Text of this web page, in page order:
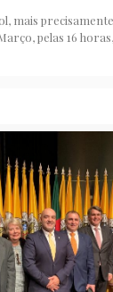
mais
pelas 16